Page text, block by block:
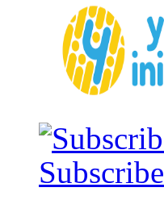
Subscribe